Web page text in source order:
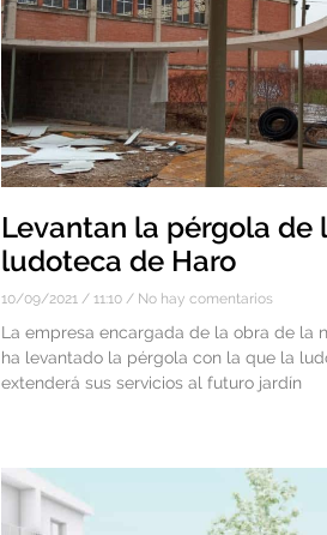
Levantan la pérgola de
ludoteca de Haro
10/09/2021 11:10 No hay comentarios
La empresa encargada de la obra de la
ha levantado la pérgola con la que la
extenderá sus servicios al futuro jardín